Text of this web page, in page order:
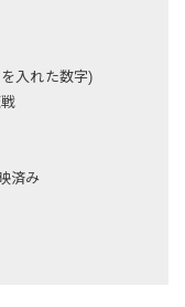
入れた数字)
済み